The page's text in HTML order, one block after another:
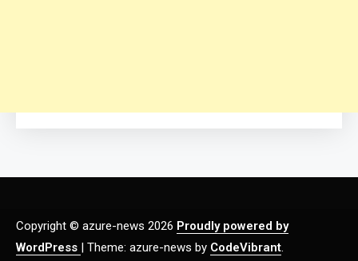
Copyright © azure-news 2026 Proudly powered by
WordPress | Theme: azure-news by CodeVibrant.